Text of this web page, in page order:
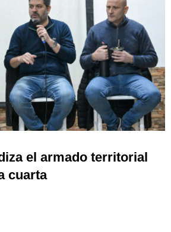
el armado territorial
cuarta